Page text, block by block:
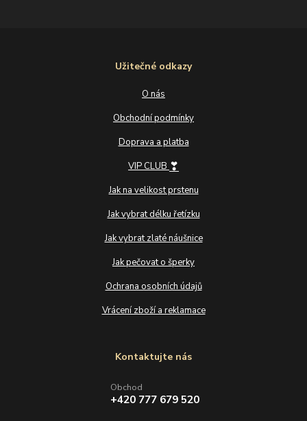
Užitečné odkazy
O nás
Obchodní podmínky
Doprava a platba
VIP CLUB ❣
Jak na velikost prstenu
Jak vybrat délku řetízku
Jak vybrat zlaté náušnice
Jak pečovat o šperky
Ochrana osobních údajů
Vrácení zboží a reklamace
Kontaktujte nás
Obchod
+420 777 679 520